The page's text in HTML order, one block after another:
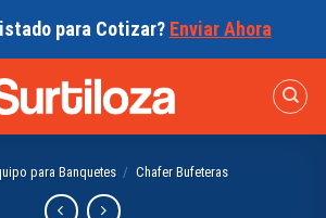
para Cotizar? Enviar Ahora
para Banquetes / Chafer Bufeteras